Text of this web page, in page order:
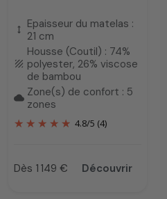
height
Epaisseur du matelas :
21 cm
texture
Housse (Coutil) : 74%
polyester, 26% viscose
de bambou
cloud Zone(s) de confort : 5
zones
4.8/5 (4)
Prix
Dès 1 149 € Découvrir